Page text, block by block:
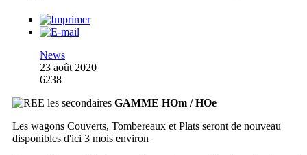
News
23 août 2020
6238
GAMME HOm / HOe
Les wagons Couverts, Tombereaux et Plats seront de nouveau
disponibles d'ici 3 mois environ